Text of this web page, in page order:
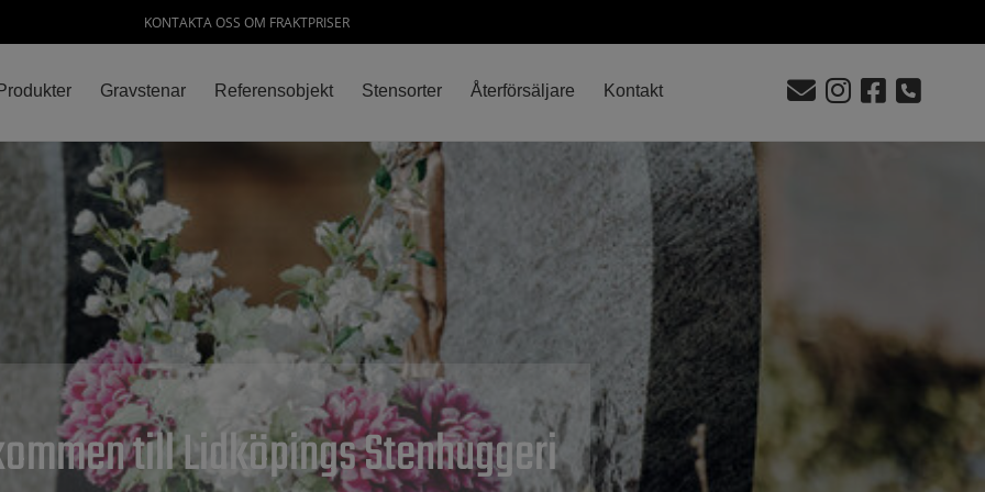
KONTAKTA OSS OM FRAKTPRISER
Gravstenar Referensobjekt Stensorter Återförsäljare Kontakt
till Lidköpings Stenhuggeri